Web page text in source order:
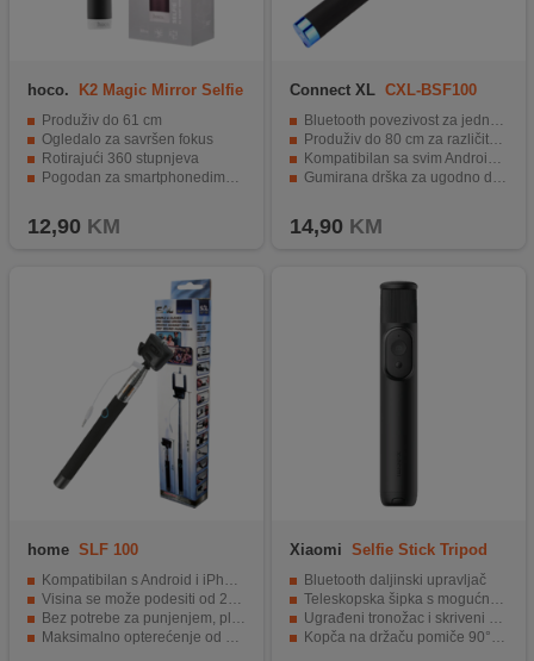
hoco.
K2 Magic Mirror Selfie
Produživ do 61 cm
Ogledalo za savršen fokus
Rotirajući 360 stupnjeva
Pogodan za smartphonedimenzija 55-85 mm
12,90 KM
Connect XL CXL-BSF100
Bluetooth povezivost za jednostavno korištenje
Produživ do 80 cm za različite perspektive
Kompatibilan sa svim Android i iOS uređajima
Gumirana drška za ugodno držanje
14,90 KM
home SLF 100
Kompatibilan s Android i iPhone-om.
Visina se može podesiti od 23 cm do 100 cm.
Bez potrebe za punjenjem, plug and play.
Maksimalno opterećenje od 300g.
Xiaomi Selfie Stick Tripod
Bluetooth daljinski upravljač
Teleskopska šipka s mogućnosti produljenja do 52 cm
Ugrađeni tronožac i skriveni držač za mobitel
Kopča na držaču pomiče 90° lijevo i desno